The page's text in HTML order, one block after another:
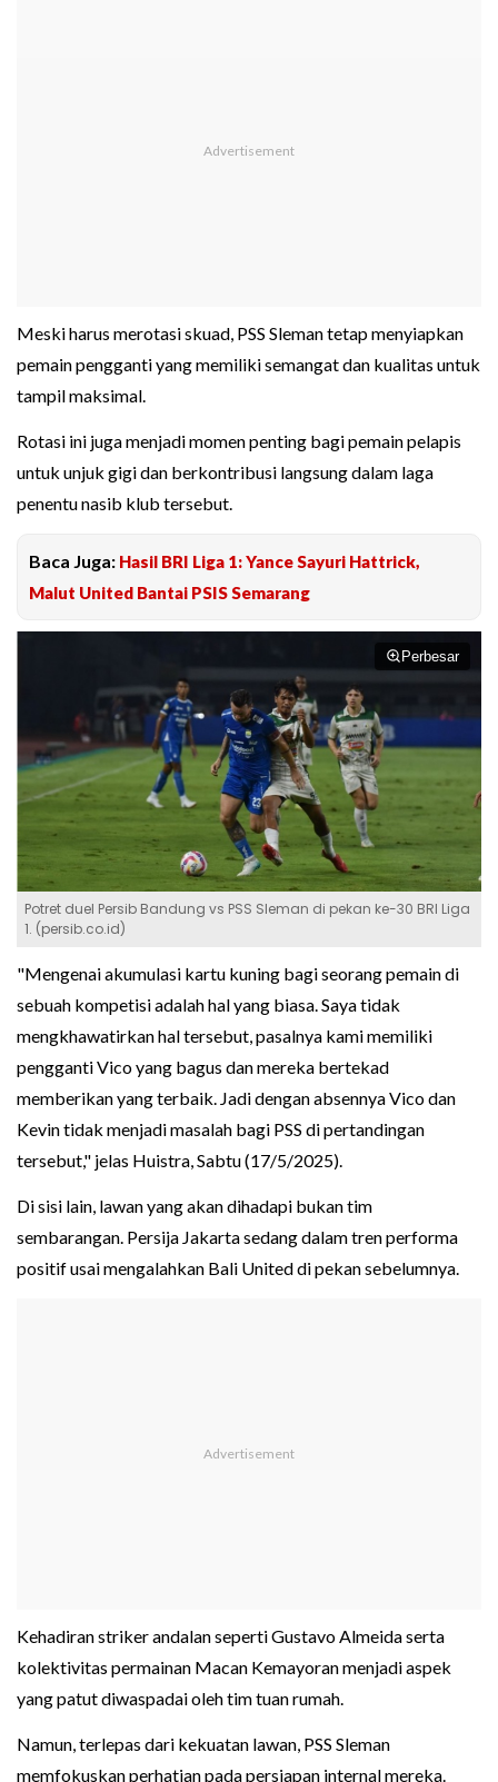
Meski harus merotasi skuad, PSS Sleman tetap menyiapkan
pemain pengganti yang memiliki semangat dan kualitas untuk
tampil maksimal.
Rotasi ini juga menjadi momen penting bagi pemain pelapis
untuk unjuk gigi dan berkontribusi langsung dalam laga
penentu nasib klub tersebut.
Baca Juga: Hasil BRI Liga 1: Yance Sayuri Hattrick,
Malut United Bantai PSIS Semarang
Perbesar
Potret duel Persib Bandung vs PSS Sleman di pekan ke-30 BRI Liga
1. (persib.co.id)
"Mengenai akumulasi kartu kuning bagi seorang pemain di
sebuah kompetisi adalah hal yang biasa. Saya tidak
mengkhawatirkan hal tersebut, pasalnya kami memiliki
pengganti Vico yang bagus dan mereka bertekad
memberikan yang terbaik. Jadi dengan absennya Vico dan
Kevin tidak menjadi masalah bagi PSS di pertandingan
tersebut," jelas Huistra, Sabtu (17/5/2025).
Di sisi lain, lawan yang akan dihadapi bukan tim
sembarangan. Persija Jakarta sedang dalam tren performa
positif usai mengalahkan Bali United di pekan sebelumnya.
Kehadiran striker andalan seperti Gustavo Almeida serta
kolektivitas permainan Macan Kemayoran menjadi aspek
yang patut diwaspadai oleh tim tuan rumah.
Namun, terlepas dari kekuatan lawan, PSS Sleman
memfokuskan perhatian pada persiapan internal mereka.